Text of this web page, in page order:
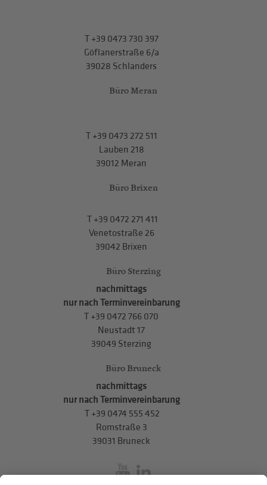
T+39 0473 730 397
Göflanerstraße 6/a
39028 Schlanders
Büro Meran
T+39 0473 272 511
Lauben 218
39012 Meran
Büro Brixen
T+39 0472 271 411
Venetostraße 26
39042 Brixen
Büro Sterzing
nachmittags
nur nach Terminvereinbarung
T +39 0472 766 070
Neustadt 17
39049 Sterzing
Büro Bruneck
nachmittags
nur nach Terminvereinbarung
T +39 0474 555 452
Romstraße 3
39031 Bruneck